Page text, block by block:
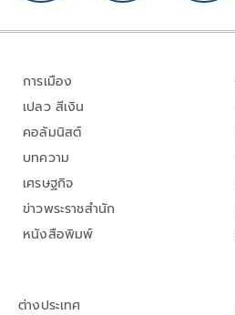
การเมือง
เปลว สีเงิน
คอลัมนิสต์
บทความ
เศรษฐกิจ
ข่าวพระราชสำนัก
หนังสือพิมพ์
ต่างประเทศ